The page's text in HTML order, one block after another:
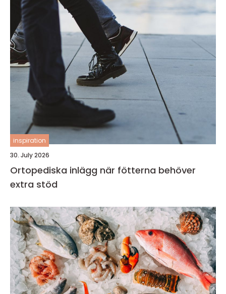
inspiration
30. July 2026
Ortopediska inlägg när fötterna behöver
extra stöd